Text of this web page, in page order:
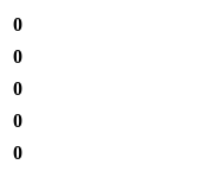
0
0
0
0
0